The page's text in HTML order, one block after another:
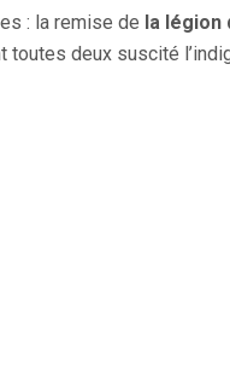
: la remise de la légion
toutes deux suscité